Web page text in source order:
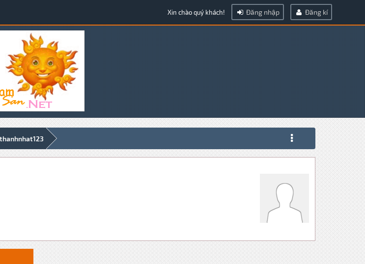
Xin chào quý khách! Đăng nhập Đăng kí